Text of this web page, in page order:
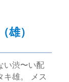
雄）
い渋〜い配
キ雄。 メス